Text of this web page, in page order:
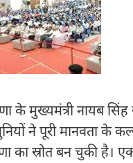
के मुख्यमंत्री नायब
ने पूरी मानवता के
का स्रोत बन चुकी